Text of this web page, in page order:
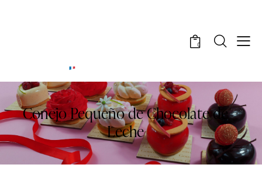
0
Conejo Pequeño de Chocolate de
Leche